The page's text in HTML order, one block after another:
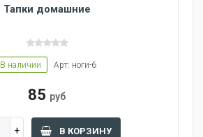
Тапки домашние
В наличии Арт: ноги-6
85 руб
В КОРЗИНУ